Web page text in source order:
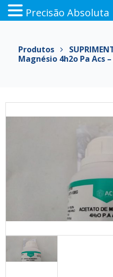
conteúdo
Produtos
Magnésio 4h2o Pa Acs
Precisão Absoluta